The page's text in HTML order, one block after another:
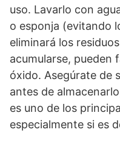
uso. Lavarlo con
o esponja (evitando
eliminará los
acumularse, pueden
óxido. Asegúrate de
antes de
es uno de los
especialmente si es